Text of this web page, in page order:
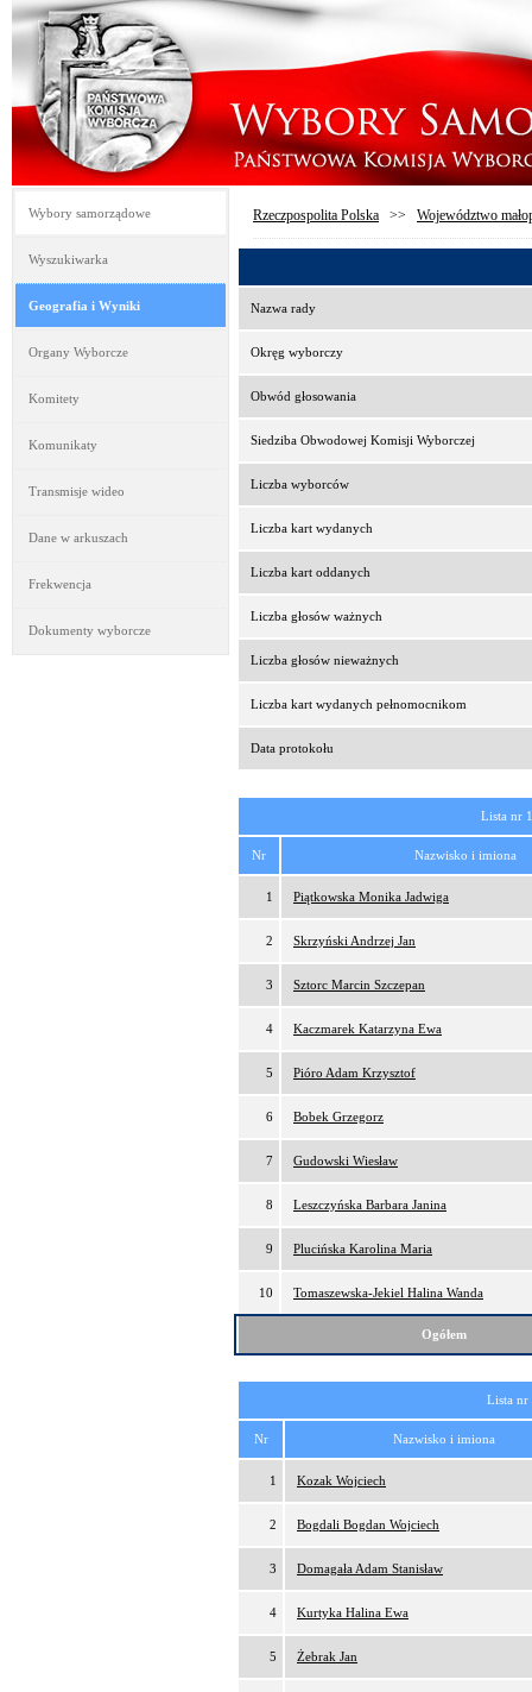
Wybory samorządowe
Wyszukiwarka
Geografia i Wyniki
Organy Wyborcze
Komitety
Komunikaty
Transmisje wideo
Dane w arkuszach
Frekwencja
Dokumenty wyborcze
Rzeczpospolita Polska >> Województwo
Nazwa rady
Okręg wyborczy
Obwód głosowania
Siedziba Obwodowej Komisji Wyborczej
Liczba wyborców
Liczba kart wydanych
Liczba kart oddanych
Liczba głosów ważnych
Liczba głosów nieważnych
Liczba kart wydanych pełnomocnikom
Data protokołu
Lista nr
Nr Nazwisko i imiona
1 Piątkowska Monika Jadwiga
2 Skrzyński Andrzej Jan
3 Sztorc Marcin Szczepan
4 Kaczmarek Katarzyna Ewa
5 Pióro Adam Krzysztof
6 Bobek Grzegorz
7 Gudowski Wiesław
8 Leszczyńska Barbara Janina
9 Plucińska Karolina Maria
10 Tomaszewska-Jekiel Halina Wanda
Ogółem
Lista
Nr Nazwisko i imiona
1 Kozak Wojciech
2 Bogdali Bogdan Wojciech
3 Domagała Adam Stanisław
4 Kurtyka Halina Ewa
5 Żebrak Jan